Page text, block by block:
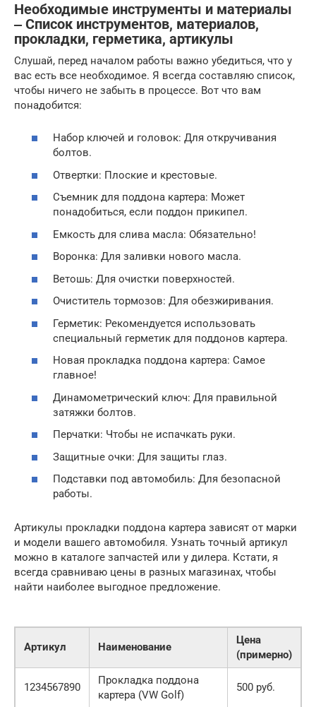
Необходимые инструменты и материалы
‒ Список инструментов, материалов,
прокладки, герметика, артикулы
Слушай, перед началом работы важно убедиться, что у
вас есть все необходимое. Я всегда составляю список,
чтобы ничего не забыть в процессе. Вот что вам
понадобится:
Набор ключей и головок: Для откручивания
болтов.
Отвертки: Плоские и крестовые.
Съемник для поддона картера: Может
понадобиться, если поддон прикипел.
Емкость для слива масла: Обязательно!
Воронка: Для заливки нового масла.
Ветошь: Для очистки поверхностей.
Очиститель тормозов: Для обезжиривания.
Герметик: Рекомендуется использовать
специальный герметик для поддонов картера.
Новая прокладка поддона картера: Самое
главное!
Динамометрический ключ: Для правильной
затяжки болтов.
Перчатки: Чтобы не испачкать руки.
Защитные очки: Для защиты глаз.
Подставки под автомобиль: Для безопасной
работы.
Артикулы прокладки поддона картера зависят от марки
и модели вашего автомобиля. Узнать точный артикул
можно в каталоге запчастей или у дилера. Кстати, я
всегда сравниваю цены в разных магазинах, чтобы
найти наиболее выгодное предложение.
Артикул Наименование
Цена
(примерно)
1234567890
Прокладка поддона
картера (VW Golf)
500 руб.